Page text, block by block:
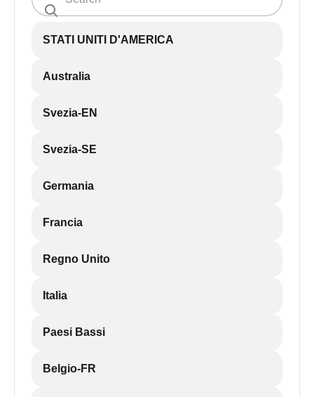
STATI UNITI D'AMERICA
Australia
Svezia-EN
Svezia-SE
Germania
Francia
Regno Unito
Italia
Paesi Bassi
Belgio-FR